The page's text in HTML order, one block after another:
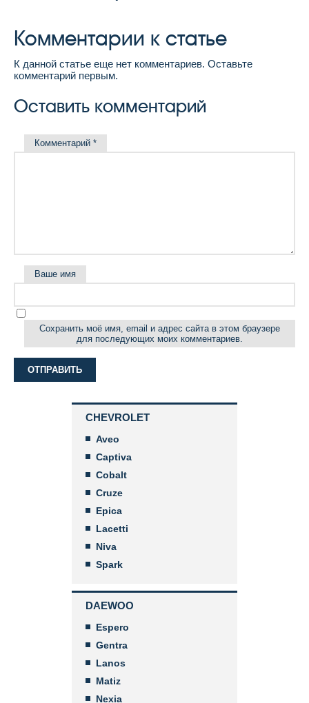
Комментарии к статье
К данной статье еще нет комментариев. Оставьте
комментарий первым.
Оставить комментарий
Комментарий *
Ваше имя
Сохранить моё имя, email и адрес сайта в этом браузере
для последующих моих комментариев.
CHEVROLET
Aveo
Captiva
Cobalt
Cruze
Epica
Lacetti
Niva
Spark
DAEWOO
Espero
Gentra
Lanos
Matiz
Nexia